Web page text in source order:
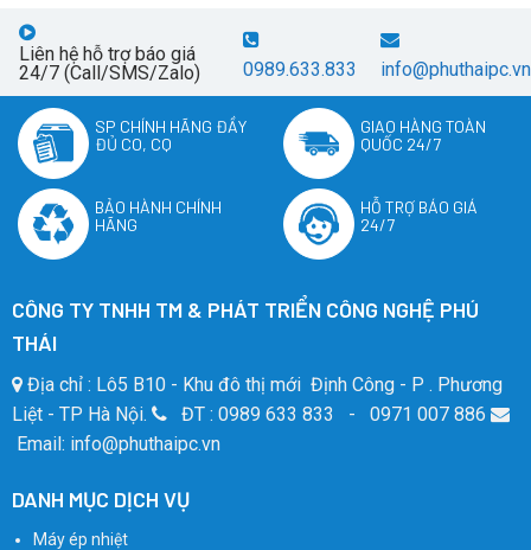
Liên hệ hỗ trợ báo giá
24/7 (Call/SMS/Zalo)
0989.633.833 info@phuthaipc.vn
SP CHÍNH HÃNG ĐẦY
ĐỦ CO, CQ
GIAO HÀNG TOÀN
QUỐC 24/7
BẢO HÀNH CHÍNH
HÃNG
HỖ TRỢ BÁO GIÁ
24/7
CÔNG TY TNHH TM & PHÁT TRIỂN CÔNG NGHỆ PHÚ
THÁI
Địa chỉ : Lô5 B10 - Khu đô thị mới Định Công - P . Phương
Liệt - TP Hà Nội.
ĐT : 0989 633 833 - 0971 007 886
Email: info@phuthaipc.vn
DANH MỤC DỊCH VỤ
Máy ép nhiệt